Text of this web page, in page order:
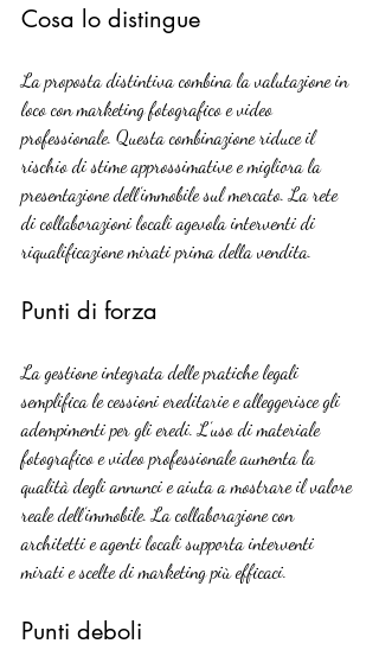
Cosa lo distingue
La proposta distintiva combina la valutazione in
loco con marketing fotografico e video
professionale. Questa combinazione riduce il
rischio di stime approssimative e migliora la
presentazione dell’immobile sul mercato. La rete
di collaborazioni locali agevola interventi di
riqualificazione mirati prima della vendita.
Punti di forza
La gestione integrata delle pratiche legali
semplifica le cessioni ereditarie e alleggerisce gli
adempimenti per gli eredi. L’uso di materiale
fotografico e video professionale aumenta la
qualità degli annunci e aiuta a mostrare il valore
reale dell’immobile. La collaborazione con
architetti e agenti locali supporta interventi
mirati e scelte di marketing più efficaci.
Punti deboli